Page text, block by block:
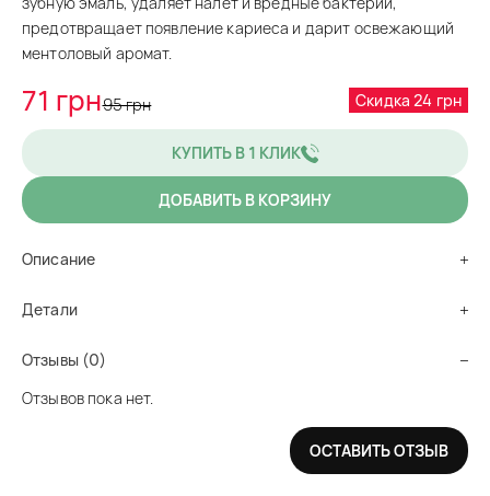
предотвращает появление кариеса и дарит освежающий
ментоловый аромат.
71 грн95 грн Скидка 24 грн
КУПИТЬ В 1 КЛИК
ДОБАВИТЬ В КОРЗИНУ
Описание
Детали
Отзывы (0)
Отзывов пока нет.
ОСТАВИТЬ ОТЗЫВ